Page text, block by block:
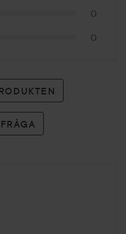
0
0